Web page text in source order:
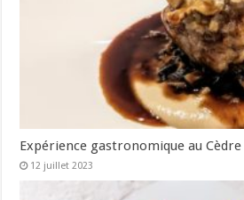
Expérience gastronomique au
12 juillet 2023